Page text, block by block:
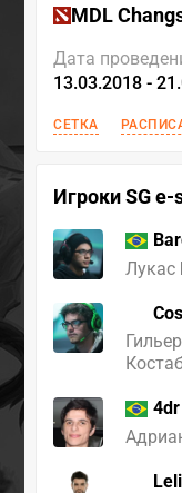
MDL
Дата
13.03.2018 -
СЕТКА
Игроки SG
Лукас
4dr